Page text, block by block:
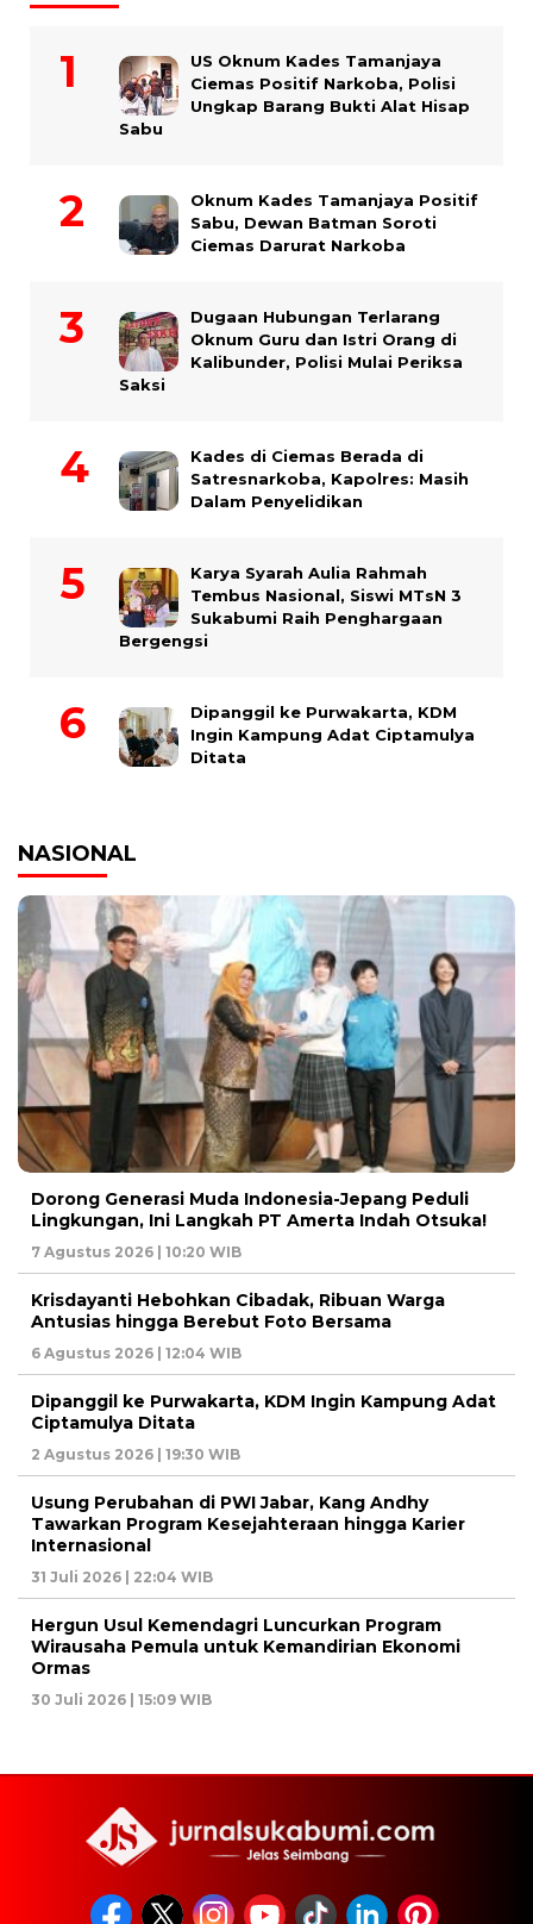
US Oknum Kades Tamanjaya
Ciemas Positif Narkoba, Polisi
Ungkap Barang Bukti Alat Hisap
Sabu
Oknum Kades Tamanjaya Positif
Sabu, Dewan Batman Soroti
Ciemas Darurat Narkoba
Dugaan Hubungan Terlarang
Oknum Guru dan Istri Orang di
Kalibunder, Polisi Mulai Periksa
Saksi
Kades di Ciemas Berada di
Satresnarkoba, Kapolres: Masih
Dalam Penyelidikan
Karya Syarah Aulia Rahmah
Tembus Nasional, Siswi MTsN 3
Sukabumi Raih Penghargaan
Bergengsi
Dipanggil ke Purwakarta, KDM
Ingin Kampung Adat Ciptamulya
Ditata
NASIONAL
Dorong Generasi Muda Indonesia-Jepang Peduli
Lingkungan, Ini Langkah PT Amerta Indah Otsuka!
7 Agustus 2026 | 10:20 WIB
Krisdayanti Hebohkan Cibadak, Ribuan Warga
Antusias hingga Berebut Foto Bersama
6 Agustus 2026 | 12:04 WIB
Dipanggil ke Purwakarta, KDM Ingin Kampung Adat
Ciptamulya Ditata
2 Agustus 2026 | 19:30 WIB
Usung Perubahan di PWI Jabar, Kang Andhy
Tawarkan Program Kesejahteraan hingga Karier
Internasional
31 Juli 2026 | 22:04 WIB
Hergun Usul Kemendagri Luncurkan Program
Wirausaha Pemula untuk Kemandirian Ekonomi
Ormas
30 Juli 2026 | 15:09 WIB